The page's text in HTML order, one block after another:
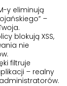
y eliminują
–
blokują XSS,
nie
filtruje
– realny